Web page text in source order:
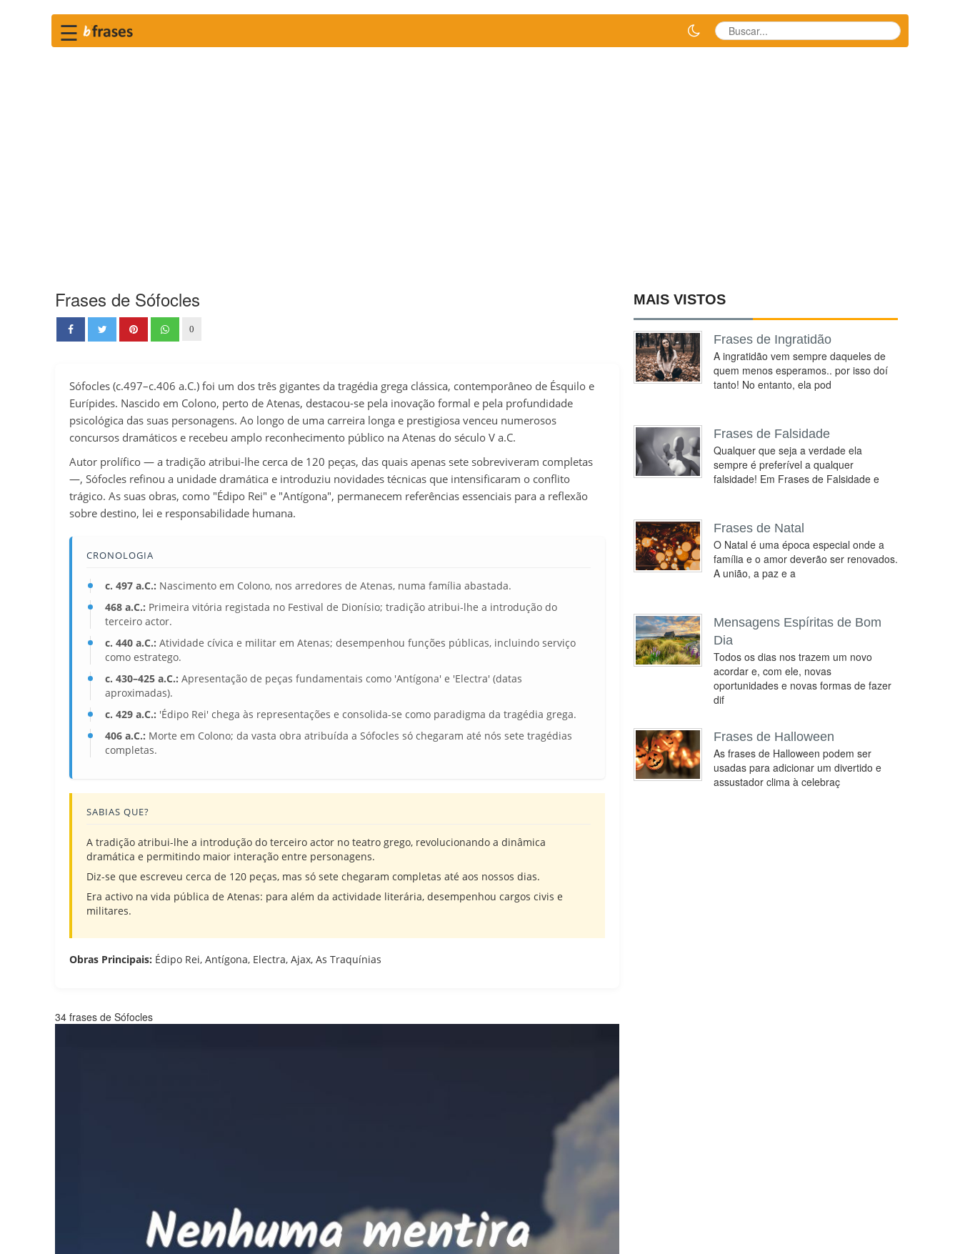
☰
Frases de Sófocles
0
Sófocles (c.497–c.406 a.C.) foi um dos três gigantes da tragédia grega clássica, contemporâneo de Ésquilo e
Eurípides. Nascido em Colono, perto de Atenas, destacou-se pela inovação formal e pela profundidade
psicológica das suas personagens. Ao longo de uma carreira longa e prestigiosa venceu numerosos
concursos dramáticos e recebeu amplo reconhecimento público na Atenas do século V a.C.
Autor prolífico — a tradição atribui-lhe cerca de 120 peças, das quais apenas sete sobreviveram completas
—, Sófocles refinou a unidade dramática e introduziu novidades técnicas que intensificaram o conflito
trágico. As suas obras, como "Édipo Rei" e "Antígona", permanecem referências essenciais para a reflexão
sobre destino, lei e responsabilidade humana.
CRONOLOGIA
c. 497 a.C.: Nascimento em Colono, nos arredores de Atenas, numa família abastada.
468 a.C.: Primeira vitória registada no Festival de Dionísio; tradição atribui-lhe a introdução do
terceiro actor.
c. 440 a.C.: Atividade cívica e militar em Atenas; desempenhou funções públicas, incluindo serviço
como estratego.
c. 430–425 a.C.: Apresentação de peças fundamentais como 'Antígona' e 'Electra' (datas
aproximadas).
c. 429 a.C.: 'Édipo Rei' chega às representações e consolida-se como paradigma da tragédia grega.
406 a.C.: Morte em Colono; da vasta obra atribuída a Sófocles só chegaram até nós sete tragédias
completas.
SABIAS QUE?
A tradição atribui-lhe a introdução do terceiro actor no teatro grego, revolucionando a dinâmica
dramática e permitindo maior interação entre personagens.
Diz-se que escreveu cerca de 120 peças, mas só sete chegaram completas até aos nossos dias.
Era activo na vida pública de Atenas: para além da actividade literária, desempenhou cargos civis e
militares.
Obras Principais: Édipo Rei, Antígona, Electra, Ajax, As Traquínias
34 frases de Sófocles
MAIS VISTOS
Frases de Ingratidão
A ingratidão vem sempre daqueles de
quem menos esperamos.. por isso doí
tanto! No entanto, ela pod
Frases de Falsidade
Qualquer que seja a verdade ela
sempre é preferível a qualquer
falsidade! Em Frases de Falsidade e
Frases de Natal
O Natal é uma época especial onde a
família e o amor deverão ser renovados.
A união, a paz e a
Mensagens Espíritas de Bom
Dia
Todos os dias nos trazem um novo
acordar e, com ele, novas
oportunidades e novas formas de fazer
dif
Frases de Halloween
As frases de Halloween podem ser
usadas para adicionar um divertido e
assustador clima à celebraç